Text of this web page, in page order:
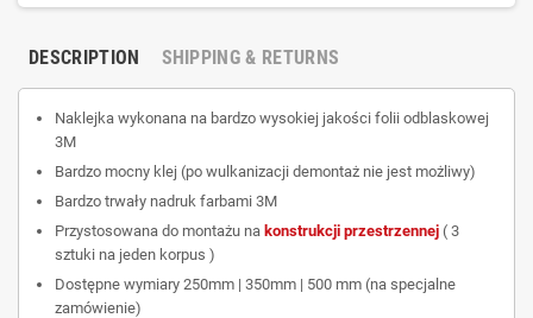
DESCRIPTION SHIPPING & RETURNS
Naklejka wykonana na bardzo wysokiej jakości folii odblaskowej
3M
Bardzo mocny klej (po wulkanizacji demontaż nie jest możliwy)
Bardzo trwały nadruk farbami 3M
Przystosowana do montażu na konstrukcji przestrzennej ( 3
sztuki na jeden korpus )
Dostępne wymiary 250mm | 350mm | 500 mm (na specjalne
zamówienie)